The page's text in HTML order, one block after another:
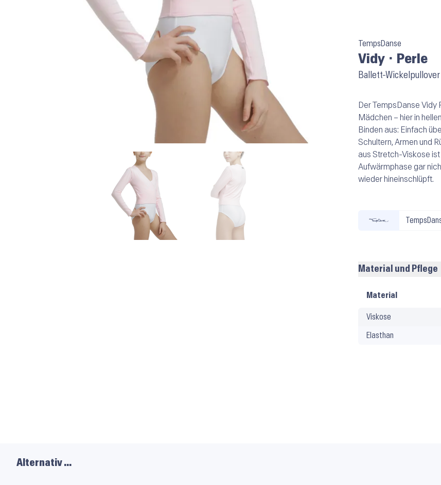
TempsDanse
Vidy ⬝ Perle
Ballett-Wickelpullover
Der TempsDanse
Mädchen – hier in
Binden aus: Einfach
Schultern, Armen und
aus Stretch-Viskose
Aufwärmphase gar
wieder hineinschlüpft.
Material und Pflege
Material
Pflege
Material
Viskose
Elasthan
Alternativ …